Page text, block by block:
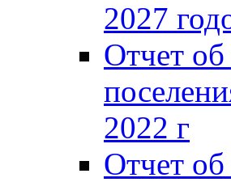
2027
Отчет
2022 г
Отчет